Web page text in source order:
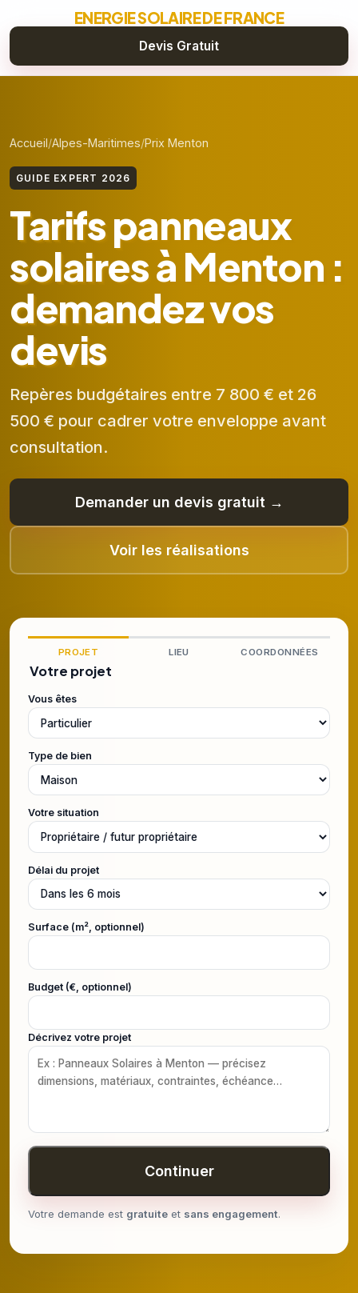
ENERGIE SOLAIRE DE FRANCE
Devis Gratuit
Accueil Alpes-Maritimes Prix Menton
GUIDE EXPERT 2026
Tarifs panneaux
solaires à Menton :
demandez vos
devis
Repères budgétaires entre 7 800 € et 26
500 € pour cadrer votre enveloppe avant
consultation.
Demander un devis gratuit →
Voir les réalisations
PROJET LIEU COORDONNÉES
Votre projet
Vous êtes
Type de bien
Votre situation
Délai du projet
Surface (m², optionnel)
Budget (€, optionnel)
Décrivez votre projet
Continuer
Votre demande est gratuite et sans engagement.